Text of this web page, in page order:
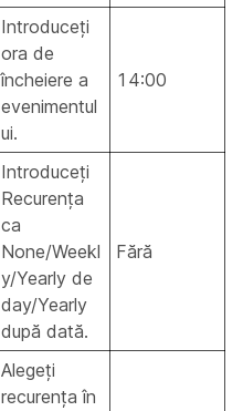
Introduceți
ora de
încheiere a
evenimentul
ui.
14:00
Introduceți
Recurența
ca
None/Weekl
y/Yearly de
day/Yearly
după dată.
Fără
Alegeți
recurența în